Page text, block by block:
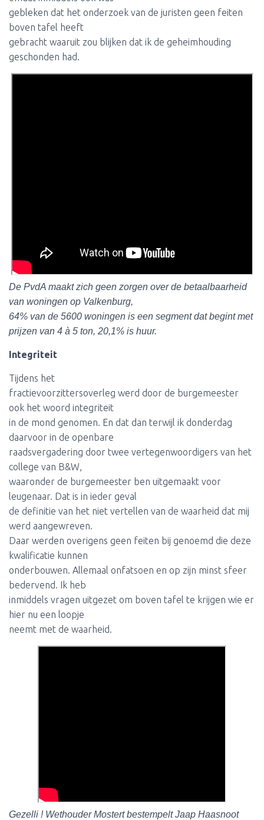
gebleken dat het onderzoek van de juristen geen feiten
boven tafel heeft
gebracht waaruit zou blijken dat ik de geheimhouding
geschonden had.
De PvdA maakt zich geen zorgen over de betaalbaarheid
van woningen op Valkenburg,
64% van de 5600 woningen is een segment dat begint met
prijzen van 4 à 5 ton, 20,1% is huur.
Integriteit
Tijdens het
fractievoorzittersoverleg werd door de burgemeester
ook het woord integriteit
in de mond genomen. En dat dan terwijl ik donderdag
daarvoor in de openbare
raadsvergadering door twee vertegenwoordigers van het
college van B&W,
waaronder de burgemeester ben uitgemaakt voor
leugenaar. Dat is in ieder geval
de definitie van het niet vertellen van de waarheid dat mij
werd aangewreven.
Daar werden overigens geen feiten bij genoemd die deze
kwalificatie kunnen
onderbouwen. Allemaal onfatsoen en op zijn minst sfeer
bedervend. Ik heb
inmiddels vragen uitgezet om boven tafel te krijgen wie er
hier nu een loopje
neemt met de waarheid.
Gezelli ! Wethouder Mostert bestempelt Jaap Haasnoot